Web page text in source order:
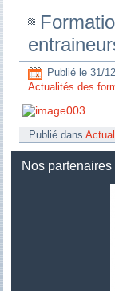
Publié le 31/
Actualités des
Publié dans
Nos partenaires